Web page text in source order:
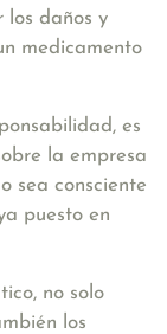
los daños y
medicamento
es
la empresa
sea consciente
puesto en
no solo
los